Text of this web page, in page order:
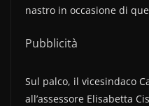
nastro in occasione di
Pubblicità
Sul palco, il vicesindaco
all’assessore Elisabetta